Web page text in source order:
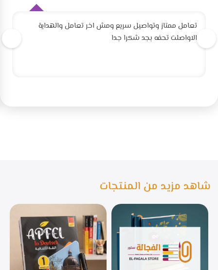
تعامل ممتاز وتواصيل سريع ومش اخر تعامل والهداية
الاواصلت تحفه بجد شكرا جدا
شاهد مزيد من المنتجات